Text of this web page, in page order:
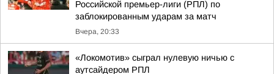
Российской премьер-лиги (РПЛ) по
заблокированным ударам за матч
Вчера, 20:33
«Локомотив» сыграл нулевую ничью с
аутсайдером РПЛ